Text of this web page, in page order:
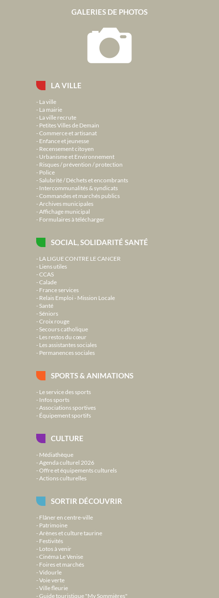
LA VILLE
La ville
La mairie
La ville recrute
Petites Villes de Demain
Commerce et artisanat
Enfance et jeunesse
Recensement citoyen
Urbanisme et Environnement
Risques / prévention / protection
Police
Salubrité / Déchets et encombrants
Intercommunalités & syndicats
Commandes et marchés publics
Archives municipales
Affichage municipal
Formulaires à télécharger
SOCIAL, SOLIDARITÉ SANTÉ
LA LIGUE CONTRE LE CANCER
Liens utiles
CCAS
Calade
France services
Relais Emploi - Mission Locale
Santé
Séniors
Croix rouge
Secours catholique
Les restos du cœur
Les assistantes sociales
Permanences sociales
SPORTS & ANIMATIONS
Le service des sports
Infos sports
Associations sportives
Équipement sportifs
CULTURE
Médiathèque
Agenda culturel 2026
Offre et équipements culturels
Actions culturelles
SORTIR DÉCOUVRIR
Flâner en centre-ville
Patrimoine
Arènes et culture taurine
Festivités
Lotos à venir
Cinéma Le Venise
Foires et marchés
Vidourle
Voie verte
Ville fleurie
Guide touristique "My Sommières"
GALERIES DE PHOTOS